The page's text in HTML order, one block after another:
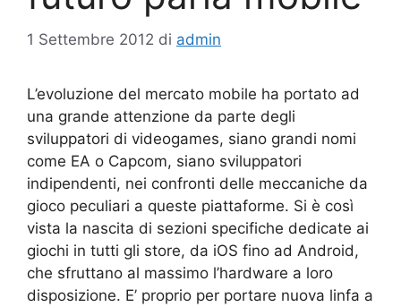
1 Settembre 2012 di admin
L’evoluzione del mercato mobile ha portato ad
una grande attenzione da parte degli
sviluppatori di videogames, siano grandi nomi
come EA o Capcom, siano sviluppatori
indipendenti, nei confronti delle meccaniche da
gioco peculiari a queste piattaforme. Si è così
vista la nascita di sezioni specifiche dedicate ai
giochi in tutti gli store, da iOS fino ad Android,
che sfruttano al massimo l’hardware a loro
disposizione. E’ proprio per portare nuova linfa a